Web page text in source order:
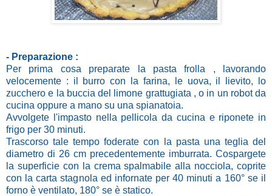
- Preparazione :
Per prima cosa preparate la pasta frolla , lavorando
velocemente : il burro con la farina, le uova, il lievito, lo
zucchero e la buccia del limone grattugiata , o in un robot da
cucina oppure a mano su una spianatoia.
Avvolgete l'impasto nella pellicola da cucina e riponete in
frigo per 30 minuti.
Trascorso tale tempo foderate con la pasta una teglia del
diametro di 26 cm precedentemente imburrata. Cospargete
la superficie con la crema spalmabile alla nocciola, coprite
con la carta stagnola ed infornate per 40 minuti a 160° se il
forno è ventilato, 180° se è statico.